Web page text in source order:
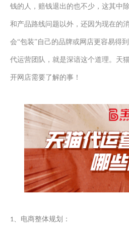
钱的人，赔钱退出的也不少，这其中
和产品路线问题以外，还因为现在的
会“包装”自己的品牌或网店更容易得
代运营团队，就是深谙这个道理。天
开网店需要了解的事！
1、电商整体规划：